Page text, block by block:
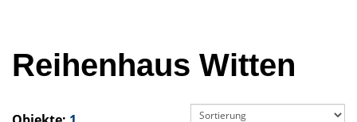
Reihenhaus Witten